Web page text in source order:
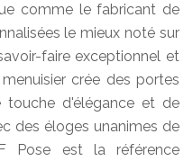
comme le fabricant de
le mieux noté sur
faire exceptionnel et
crée des portes
touche d'élégance et de
des éloges unanimes de
Pose est la référence